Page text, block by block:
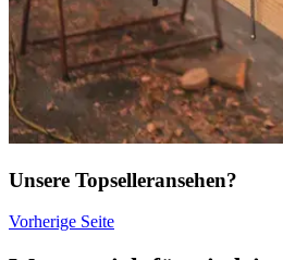
Unsere Topselleransehen?
Vorherige Seite